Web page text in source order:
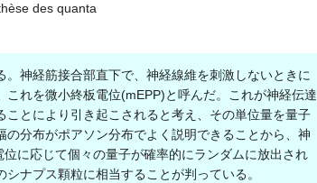
des quanta
神経筋接合部直下で、神経線維を刺激しないときに
れを微小終板電位(mEPP)と呼んだ。これが神経伝達
とにより引き起こされると考え、その単位量を量子
分布がポアソン分布でよく説明できることから、神
に応じて個々の量子が確率的にランダムに放出され
ナプス顆粒に相当することが判っている。